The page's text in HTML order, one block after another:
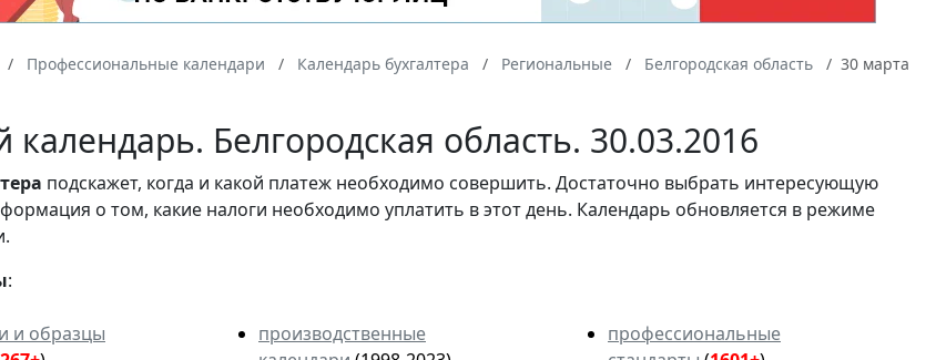
Профессиональные календари Календарь бухгалтера Региональные Белгородская область
30 марта
календарь. Белгородская область. 30.03.2016
подскажет, когда и какой платеж необходимо совершить. Достаточно выбрать интересующую
о том, какие налоги необходимо уплатить в этот день. Календарь обновляется в режиме
:
и образцы
производственные
профессиональные